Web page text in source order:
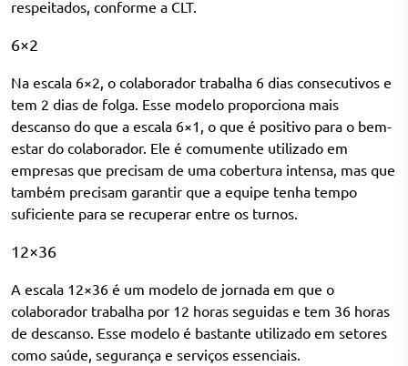
respeitados, conforme a CLT.
6×2
Na escala 6×2, o colaborador trabalha 6 dias consecutivos e
tem 2 dias de folga. Esse modelo proporciona mais
descanso do que a escala 6×1, o que é positivo para o bem-
estar do colaborador. Ele é comumente utilizado em
empresas que precisam de uma cobertura intensa, mas que
também precisam garantir que a equipe tenha tempo
suficiente para se recuperar entre os turnos.
12×36
A escala 12×36 é um modelo de jornada em que o
colaborador trabalha por 12 horas seguidas e tem 36 horas
de descanso. Esse modelo é bastante utilizado em setores
como saúde, segurança e serviços essenciais.